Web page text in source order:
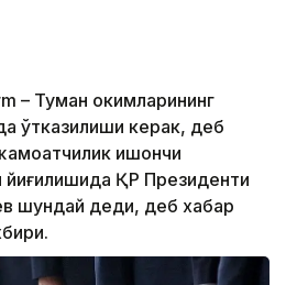
– Туман ҳокимларининг
ўтказилиши керак, деб
ишончи
йиғилишида ҚР Президенти
шундай деди, деб хабар